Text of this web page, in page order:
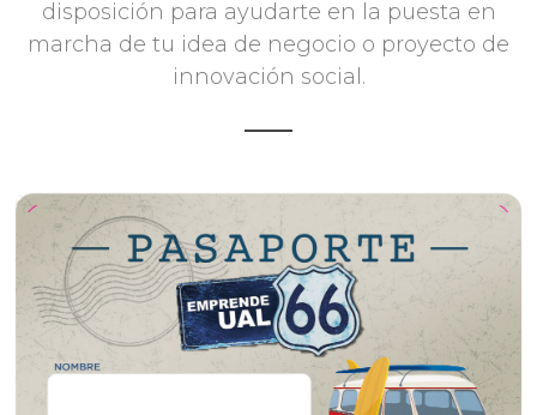
disposición para ayudarte en la puesta en
marcha de tu idea de negocio o proyecto de
innovación social.